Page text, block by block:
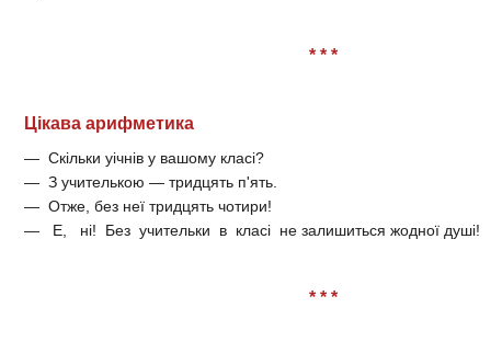
* * *
Цікава арифметика
— Скільки уічнів у вашому класі?
— З учителькою — тридцять п'ять.
— Отже, без неї тридцять чотири!
— Е, ні! Без учительки в класі не залишиться жодної душі!
* * *